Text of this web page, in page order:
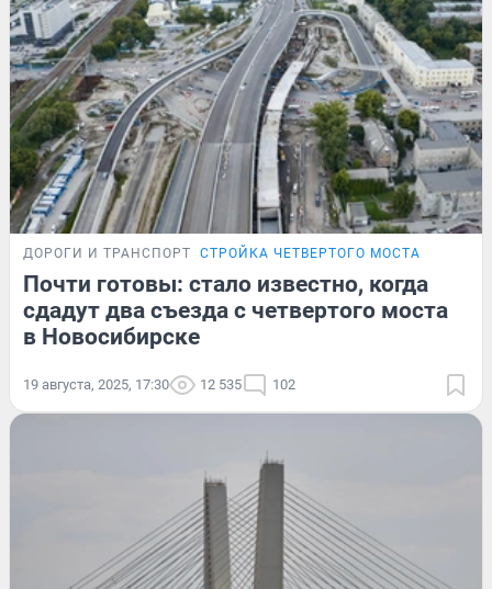
ДОРОГИ И ТРАНСПОРТ СТРОЙКА ЧЕТВЕРТОГО МОСТА
Почти готовы: стало известно, когда
сдадут два съезда с четвертого моста
в Новосибирске
19 августа, 2025, 17:30 12 535 102